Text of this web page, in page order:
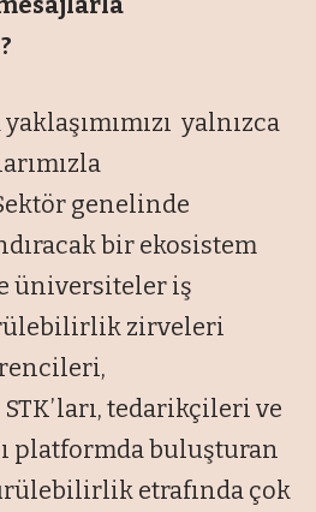
yalnızca
genelinde
bir ekosistem
üniversiteler iş
zirveleri
tedarikçileri ve
platformda buluşturan
etrafında çok